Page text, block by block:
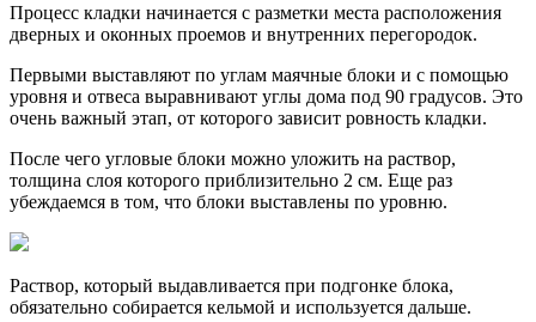
Процесс кладки начинается с разметки места расположения
дверных и оконных проемов и внутренних перегородок.
Первыми выставляют по углам маячные блоки и с помощью
уровня и отвеса выравнивают углы дома под 90 градусов. Это
очень важный этап, от которого зависит ровность кладки.
После чего угловые блоки можно уложить на раствор,
толщина слоя которого приблизительно 2 см. Еще раз
убеждаемся в том, что блоки выставлены по уровню.
Раствор, который выдавливается при подгонке блока,
обязательно собирается кельмой и используется дальше.